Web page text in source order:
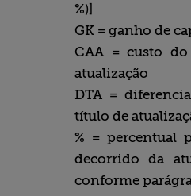
%)]
GK = ganho de
CAA = custo
atualização
DTA =
título de
% = percentual
decorrido da
conforme